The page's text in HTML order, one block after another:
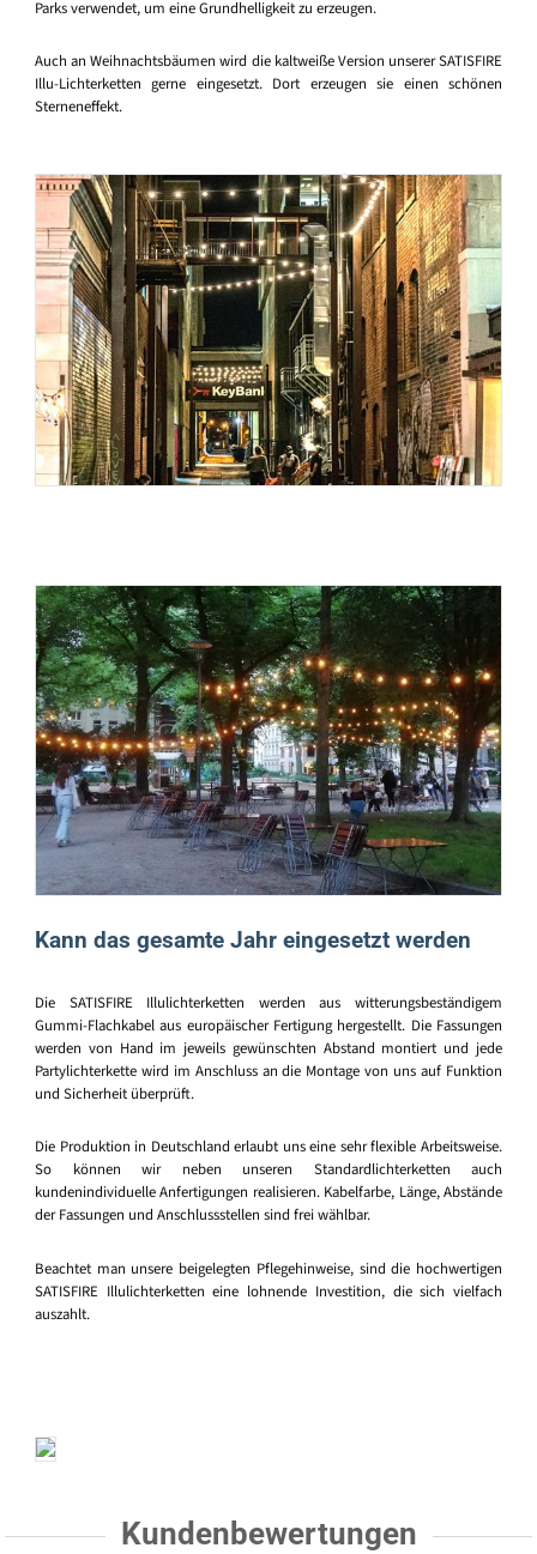
Parks verwendet, um eine Grundhelligkeit zu erzeugen.
Auch an Weihnachtsbäumen wird die kaltweiße Version unserer SATISFIRE
Illu-Lichterketten gerne eingesetzt. Dort erzeugen sie einen schönen
Sterneneffekt.
Kann das gesamte Jahr eingesetzt werden
Die SATISFIRE Illulichterketten werden aus witterungsbeständigem
Gummi-Flachkabel aus europäischer Fertigung hergestellt. Die Fassungen
werden von Hand im jeweils gewünschten Abstand montiert und jede
Partylichterkette wird im Anschluss an die Montage von uns auf Funktion
und Sicherheit überprüft.
Die Produktion in Deutschland erlaubt uns eine sehr flexible Arbeitsweise.
So können wir neben unseren Standardlichterketten auch
kundenindividuelle Anfertigungen realisieren. Kabelfarbe, Länge, Abstände
der Fassungen und Anschlussstellen sind frei wählbar.
Beachtet man unsere beigelegten Pflegehinweise, sind die hochwertigen
SATISFIRE Illulichterketten eine lohnende Investition, die sich vielfach
auszahlt.
Kundenbewertungen